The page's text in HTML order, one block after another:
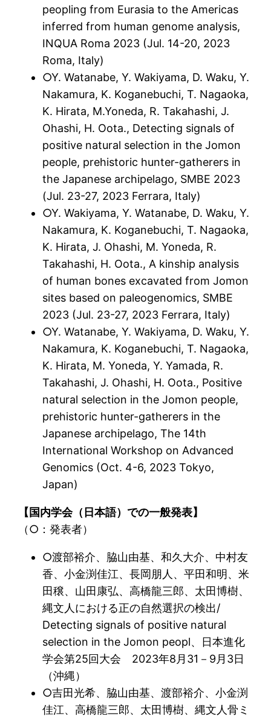
peopling from Eurasia to the Americas
inferred from human genome analysis,
INQUA Roma 2023 (Jul. 14-20, 2023
Roma, Italy)
○Y. Watanabe, Y. Wakiyama, D. Waku, Y.
Nakamura, K. Koganebuchi, T. Nagaoka,
K. Hirata, M.Yoneda, R. Takahashi, J.
Ohashi, H. Oota., Detecting signals of
positive natural selection in the Jomon
people, prehistoric hunter-gatherers in
the Japanese archipelago, SMBE 2023
(Jul. 23-27, 2023 Ferrara, Italy)
○Y. Wakiyama, Y. Watanabe, D. Waku, Y.
Nakamura, K. Koganebuchi, T. Nagaoka,
K. Hirata, J. Ohashi, M. Yoneda, R.
Takahashi, H. Oota., A kinship analysis
of human bones excavated from Jomon
sites based on paleogenomics, SMBE
2023 (Jul. 23-27, 2023 Ferrara, Italy)
○Y. Watanabe, Y. Wakiyama, D. Waku, Y.
Nakamura, K. Koganebuchi, T. Nagaoka,
K. Hirata, M. Yoneda, Y. Yamada, R.
Takahashi, J. Ohashi, H. Oota., Positive
natural selection in the Jomon people,
prehistoric hunter-gatherers in the
Japanese archipelago, The 14th
International Workshop on Advanced
Genomics (Oct. 4-6, 2023 Tokyo,
Japan)
【国内学会（日本語）での一般発表】
（○：発表者）
○渡部裕介、脇山由基、和久大介、中村友
香、小金渕佳江、長岡朋人、平田和明、米
田穣、山田康弘、高橋龍三郎、太田博樹、
縄文人における正の自然選択の検出/
Detecting signals of positive natural
selection in the Jomon peopl、日本進化
学会第25回大会 2023年8月31－9月3日
（沖縄）
○吉田光希、脇山由基、渡部裕介、小金渕
佳江、高橋龍三郎、太田博樹、縄文人骨ミ